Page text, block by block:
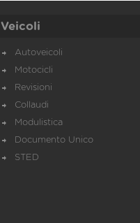
Veicoli
Autoveicoli
Motocicli
Revisioni
Collaudi
Modulistica
Documento Unico
STED